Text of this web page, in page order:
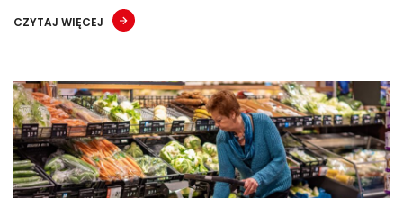
CZYTAJ WIĘCEJ